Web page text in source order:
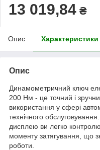
13 019,84 ₴
Опис Характеристики
Опис
Динамометричний ключ
200 Нм - це точний і
використання у сфері
технічного
дисплею ви легко
моменту затягування, що
роботи.